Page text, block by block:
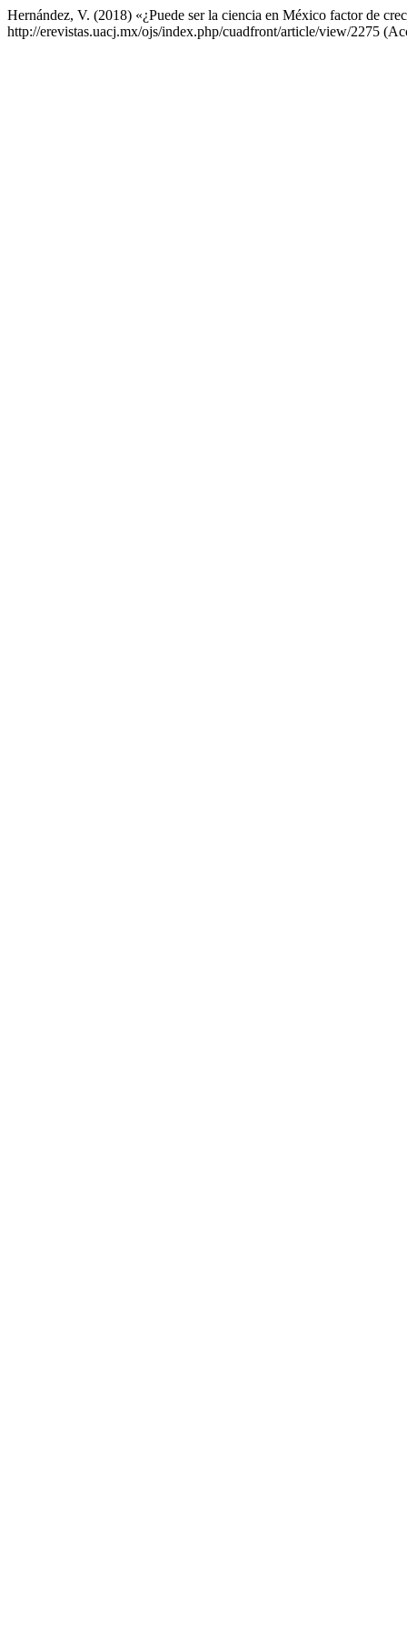
Hernández, V. (2018) «¿Puede ser la ciencia en México factor de
http://erevistas.uacj.mx/ojs/index.php/cuadfront/article/view/2275